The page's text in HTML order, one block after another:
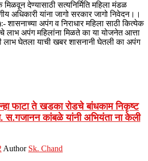
देण्यासाठी सत्यनिर्मिति महिला मंडळ
अधिकारी यांना जागो सरकार जागो निवेदन।।
शासनाच्या अपंग व निराधार महिला साठी कित्येक
लाभ अपंग महिलांना मिळते का या योजनेत आत्ता
लाभ घेतला याची खबर शासनानी घेतली का अपंग
फाटा ते खडका रोडचे बांधकाम निकृष्ट
स.गजानन कांबळे यांनी अभियंता ना केली
Author Sk. Chand